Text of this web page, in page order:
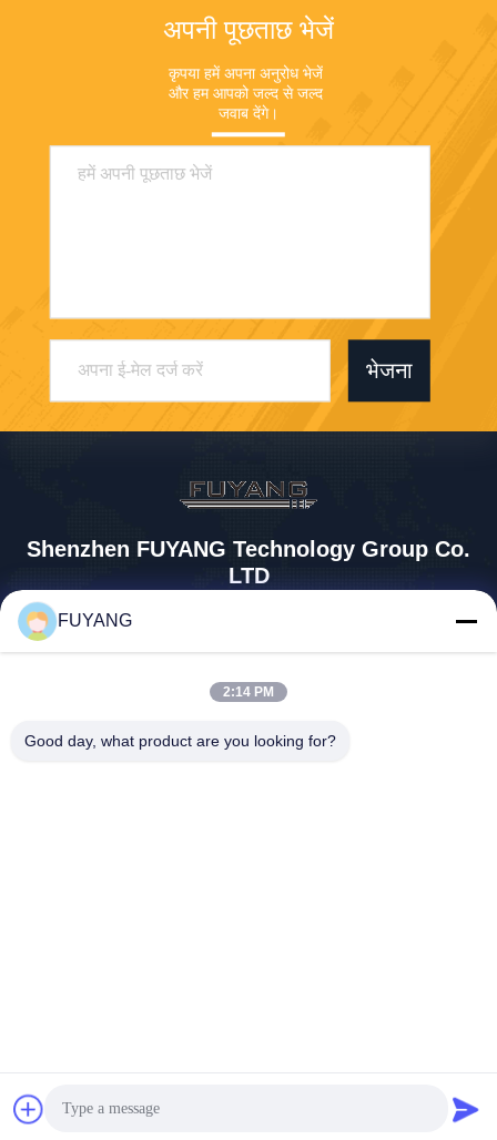
अपनी पूछताछ भेजें
कृपया हमें अपना अनुरोध भेजें
और हम आपको जल्द से जल्द
जवाब देंगे।
भेजना
Shenzhen FUYANG Technology Group Co.
LTD
ic.xin
1118, नंबर 106, योंगफू रोड,
बाओन जिला, शेन्ज़ेन
FUYANG
2:14 PM
Good day, what product are you looking for?